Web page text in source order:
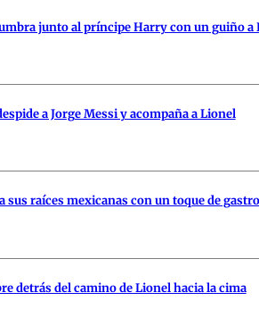
junto al príncipe Harry con un guiño a
a Jorge Messi y acompaña a Lionel
sus raíces mexicanas con un toque de
detrás del camino de Lionel hacia la cima